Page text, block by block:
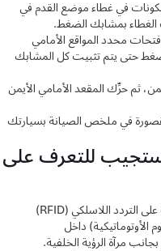
في غطاء موضع القدم في
بمشابك الضغط.
محدد المواقع الأمامي
حتى يتم تثبيت كل المشابك
حرِّك المقعد الأمامي الأيمن
في ملخص الصيانة بسيارتك
للتعرف على
عند توصيل جهاز مرسل مستجيب للتعرف على التردد اللاسلكي (RFID)
داخل
مرآة الرؤية الخلفية.